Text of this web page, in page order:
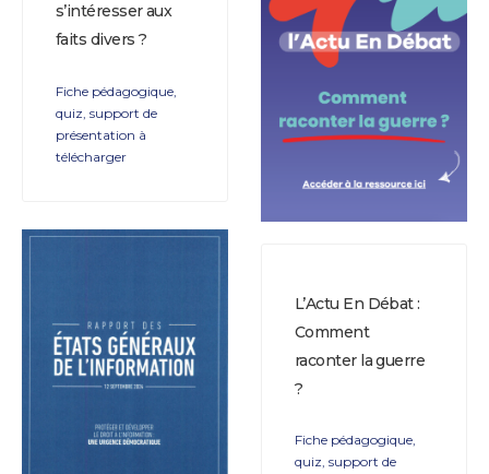
s’intéresser aux
faits divers ?
Fiche pédagogique,
quiz, support de
présentation à
télécharger
L’Actu En Débat :
Comment
raconter la guerre
?
Fiche pédagogique,
quiz, support de